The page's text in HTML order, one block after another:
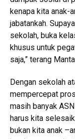
kenapa kita anak-
jabatankah.
sekolah, buka
khusus untuk
saja,” terang
Dengan sekolah
mempercepat
masih banyak
harus kita
bukan kita anak